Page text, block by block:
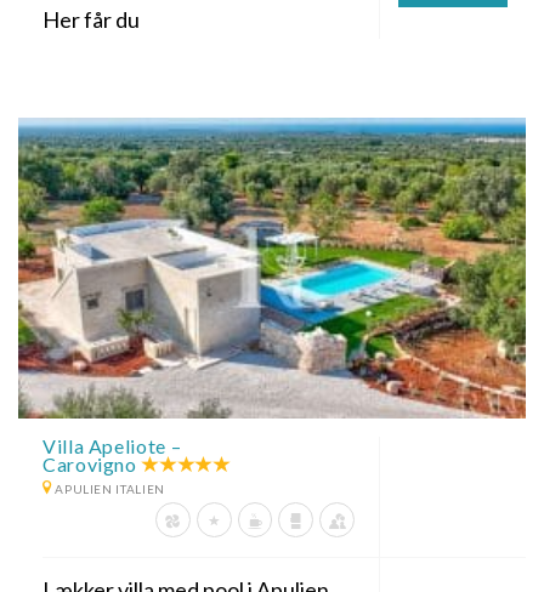
Her får du
Villa Apeliote –
Carovigno
APULIEN ITALIEN